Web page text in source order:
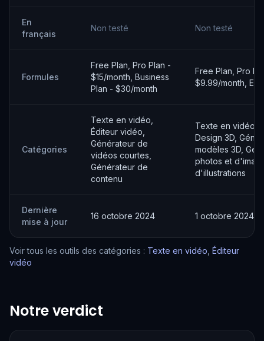
En
français
Non testé Non testé
Formules
Free Plan, Pro Plan -
$15/month, Business
Plan - $30/month
Free Plan, Pro
$9.99/month,
Catégories
Texte en vidéo,
Éditeur vidéo,
Générateur de
vidéos courtes,
Générateur de
contenu
Texte en vidéo,
Design 3D,
modèles 3D,
photos et
d'illustrations
Dernière
mise à jour
16 octobre 2024 1 octobre 2024
Voir tous les outils des catégories : Texte en vidéo Éditeur
vidéo
Notre verdict